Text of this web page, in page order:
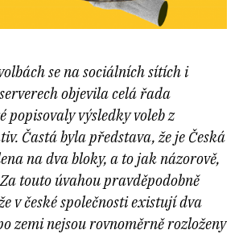
se na sociálních sítích i
objevila celá řada
popisovaly výsledky voleb z
Častá byla představa, že je Česká
na dva bloky, a to jak názorově,
touto úvahou pravděpodobně
v české společnosti existují dva
zemi nejsou rovnoměrně rozloženy